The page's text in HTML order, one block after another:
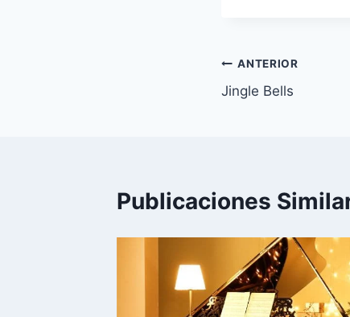
Navegación
de
ANTERIOR
Jingle Bells
Publicaciones